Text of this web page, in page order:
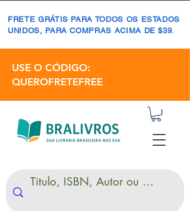
FRETE GRÁTIS PARA TODOS OS ESTADOS
UNIDOS, PARA COMPRAS ACIMA DE $39.
USE O CÓDIGO:
QUEROFRETEFREE